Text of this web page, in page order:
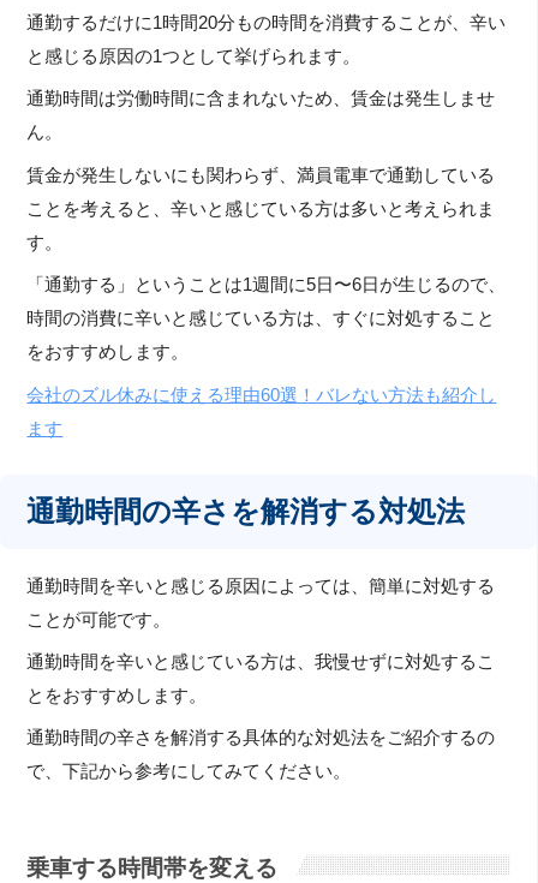
通勤するだけに1時間20分もの時間を消費することが、辛い
と感じる原因の1つとして挙げられます。
通勤時間は労働時間に含まれないため、賃金は発生しませ
ん。
賃金が発生しないにも関わらず、満員電車で通勤している
ことを考えると、辛いと感じている方は多いと考えられま
す。
「通勤する」ということは1週間に5日〜6日が生じるので、
時間の消費に辛いと感じている方は、すぐに対処すること
をおすすめします。
会社のズル休みに使える理由60選！バレない方法も紹介し
ます
通勤時間の辛さを解消する対処法
通勤時間を辛いと感じる原因によっては、簡単に対処する
ことが可能です。
通勤時間を辛いと感じている方は、我慢せずに対処するこ
とをおすすめします。
通勤時間の辛さを解消する具体的な対処法をご紹介するの
で、下記から参考にしてみてください。
乗車する時間帯を変える